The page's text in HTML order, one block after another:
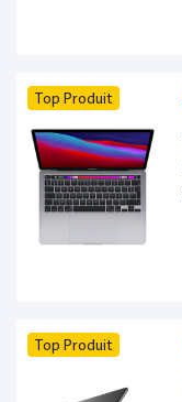
Top Produit
Top Produit